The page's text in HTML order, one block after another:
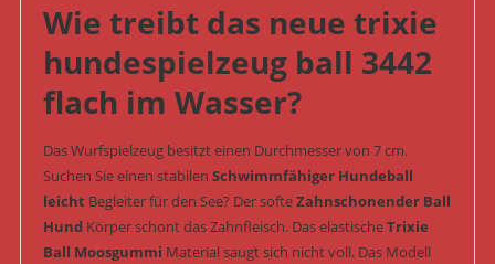
Wie treibt das neue trixie
hundespielzeug ball 3442
flach im Wasser?
Das Wurfspielzeug besitzt einen Durchmesser von 7 cm.
Suchen Sie einen stabilen Schwimmfähiger Hundeball
leichtBegleiter für den See? Der softeZahnschonender Ball
HundKörper schont das Zahnfleisch. Das elastischeTrixie
Ball Moosgummi Material saugt sich nicht voll. Das Modell